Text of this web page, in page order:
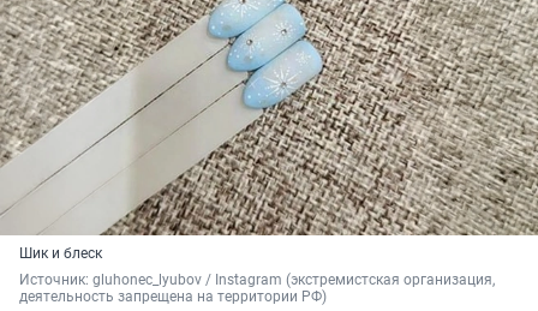
Шик и блеск
Источник: gluhonec_lyubov / Instagram (экстремистская организация,
деятельность запрещена на территории РФ)